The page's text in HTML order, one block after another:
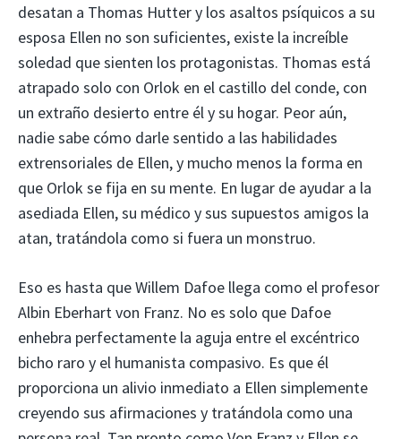
desatan a Thomas Hutter y los asaltos psíquicos a su
esposa Ellen no son suficientes, existe la increíble
soledad que sienten los protagonistas. Thomas está
atrapado solo con Orlok en el castillo del conde, con
un extraño desierto entre él y su hogar. Peor aún,
nadie sabe cómo darle sentido a las habilidades
extrensoriales de Ellen, y mucho menos la forma en
que Orlok se fija en su mente. En lugar de ayudar a la
asediada Ellen, su médico y sus supuestos amigos la
atan, tratándola como si fuera un monstruo.
Eso es hasta que Willem Dafoe llega como el profesor
Albin Eberhart von Franz. No es solo que Dafoe
enhebra perfectamente la aguja entre el excéntrico
bicho raro y el humanista compasivo. Es que él
proporciona un alivio inmediato a Ellen simplemente
creyendo sus afirmaciones y tratándola como una